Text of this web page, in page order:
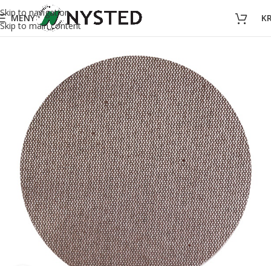
Skip to navigation
Skip to main content
MENY